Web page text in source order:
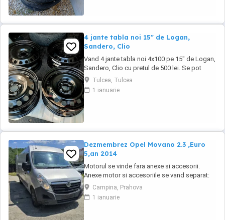
4 jante tabla noi 15" de Logan,
Sandero, Clio
Vand 4 jante tabla noi 4x100 pe 15" de Logan,
Sandero, Clio cu pretul de 500 lei. Se pot
achizitiona doar din Tulcea, NU se trimit prin
curier.
Tulcea, Tulcea
1 ianuarie
Dezmembrez Opel Movano 2.3 ,Euro
5,an 2014
Motorul se vinde fara anexe si accesorii.
Anexe motor si accesoriile se vand separat:
injectoare, pompa injectie,
inalte,benzina,alternator, electromotor,
turbina, compresor clima, cutie de viteze,
Campina, Prahova
1 ianuarie